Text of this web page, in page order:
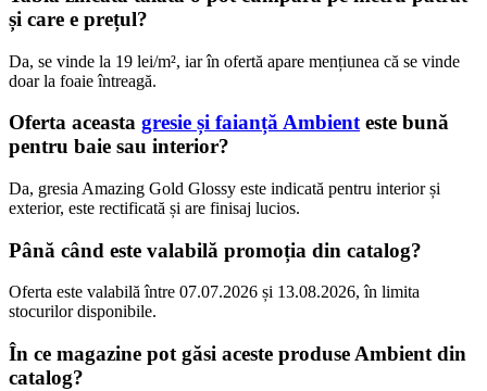
și care e prețul?
Da, se vinde la 19 lei/m², iar în ofertă apare mențiunea că se vinde
doar la foaie întreagă.
Oferta aceasta gresie și faianță Ambienteste bună
pentru baie sau interior?
Da, gresia Amazing Gold Glossy este indicată pentru interior și
exterior, este rectificată și are finisaj lucios.
Până când este valabilă promoția din catalog?
Oferta este valabilă între 07.07.2026 și 13.08.2026, în limita
stocurilor disponibile.
În ce magazine pot găsi aceste produse Ambient din
catalog?